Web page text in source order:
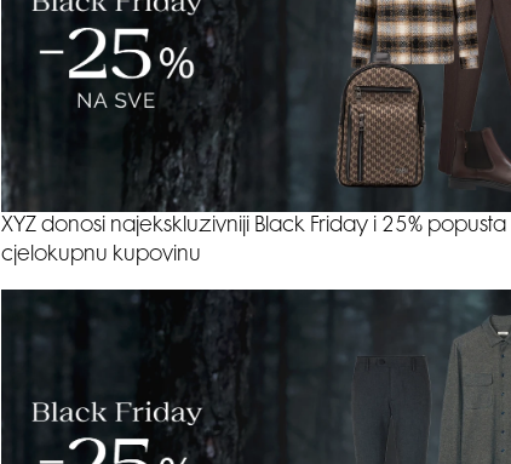
XYZ donosi najekskluzivniji Black Friday i 25%
cjelokupnu kupovinu